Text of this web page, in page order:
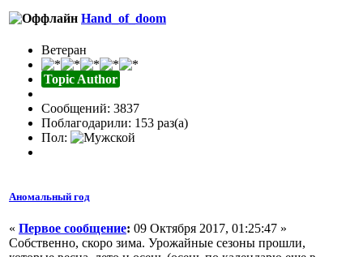
Hand_of_doom
Ветеран
Topic Author
Сообщений: 3837
Поблагодарили: 153 раз(а)
Пол:
Аномальный год
« Первое сообщение: 09 Октября 2017, 01:25:47 »
Собственно, скоро зима. Урожайные сезоны прошли,